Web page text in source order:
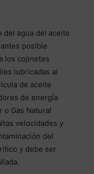
del agua del aceite
posible
los cojinetes
lubricadas al
de aceite
de energía
o Gas Natural
velocidades y
del
y debe ser